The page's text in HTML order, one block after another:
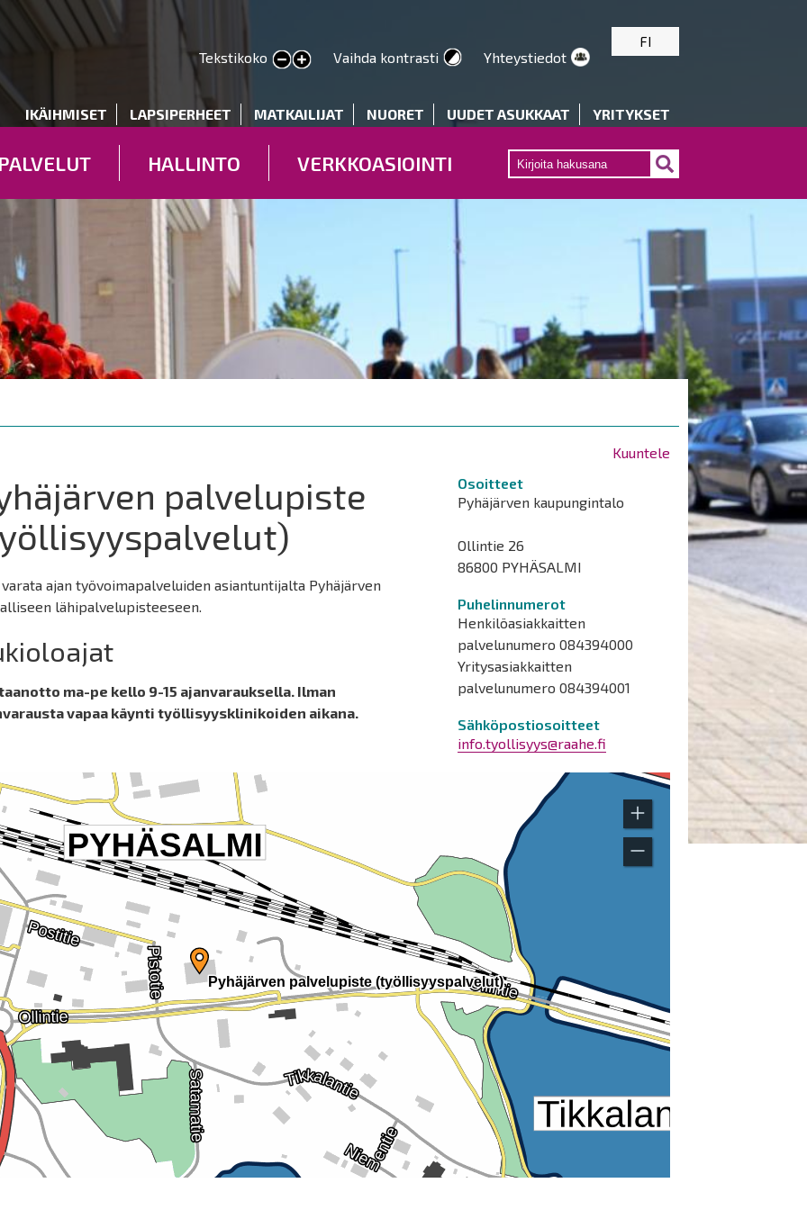
Tekstikoko
Pienennä tekstin kokoa
Suurenna tekstin kokoa Vaihda kontrasti Yhteystiedot
FI
IKÄIHMISET LAPSIPERHEET MATKAILIJAT NUORET UUDET ASUKKAAT YRITYKSET
PALVELUT HALLINTO VERKKOASIOINTI
Kuuntele
palvelupiste
ajan työvoimapalveluiden asiantuntijalta Pyhäjärven
lähipalvelupisteeseen.
ma-pe kello 9-15 ajanvarauksella. Ilman
vapaa käynti työllisyysklinikoiden aikana.
Osoitteet
Pyhäjärven kaupungintalo
Ollintie 26
86800 PYHÄSALMI
Puhelinnumerot
Henkilöasiakkaitten
palvelunumero 084394000
Yritysasiakkaitten
palvelunumero 084394001
Sähköpostiosoitteet
info.tyollisyys@raahe.fi